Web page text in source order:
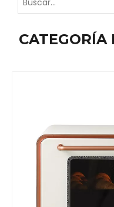
CATEGORÍA